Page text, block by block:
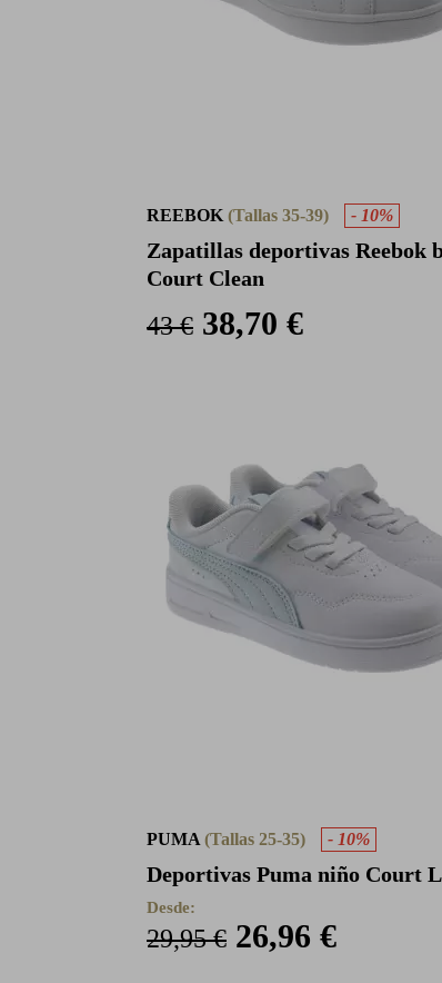
REEBOK (Tallas 35-39) - 10%
Zapatillas deportivas Reebok
Court Clean
43 € 38,70 €
PUMA (Tallas 25-35) - 10%
Deportivas Puma niño Court
Desde:
29,95 € 26,96 €